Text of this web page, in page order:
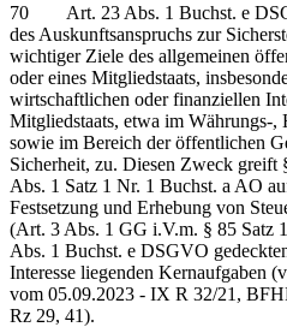
70 Art. 23 Abs. 1 Buchst. e
des Auskunftsanspruchs zur
wichtiger Ziele des allgemeinen
oder eines Mitgliedstaats,
wirtschaftlichen oder finanziellen
Mitgliedstaats, etwa im Währungs-,
sowie im Bereich der öffentlichen
Sicherheit, zu. Diesen Zweck
Abs. 1 Satz 1 Nr. 1 Buchst. a AO
Festsetzung und Erhebung von
(Art. 3 Abs. 1 GG i.V.m. § 85 Satz
Abs. 1 Buchst. e DSGVO
Interesse liegenden Kernaufgaben
vom 05.09.2023 - IX R 32/21,
Rz 29, 41).